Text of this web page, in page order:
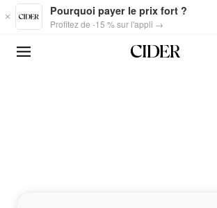
Skip to main content
Pourquoi payer le prix fort ?
Profitez de -15 % sur l'appli →